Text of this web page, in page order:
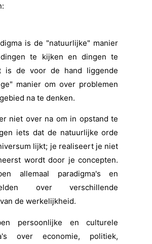
is de "natuurlijke" manier
te kijken en dingen te
is devoor de hand liggende
manier om over problemen
na te denken.
niet over na om in opstand te
iets dat de natuurlijke orde
lijkt; je realiseert je niet
wordt door je concepten.
allemaal paradigma's en
over verschillende
de werkelijkheid.
persoonlijke en culturele
over economie, politiek,